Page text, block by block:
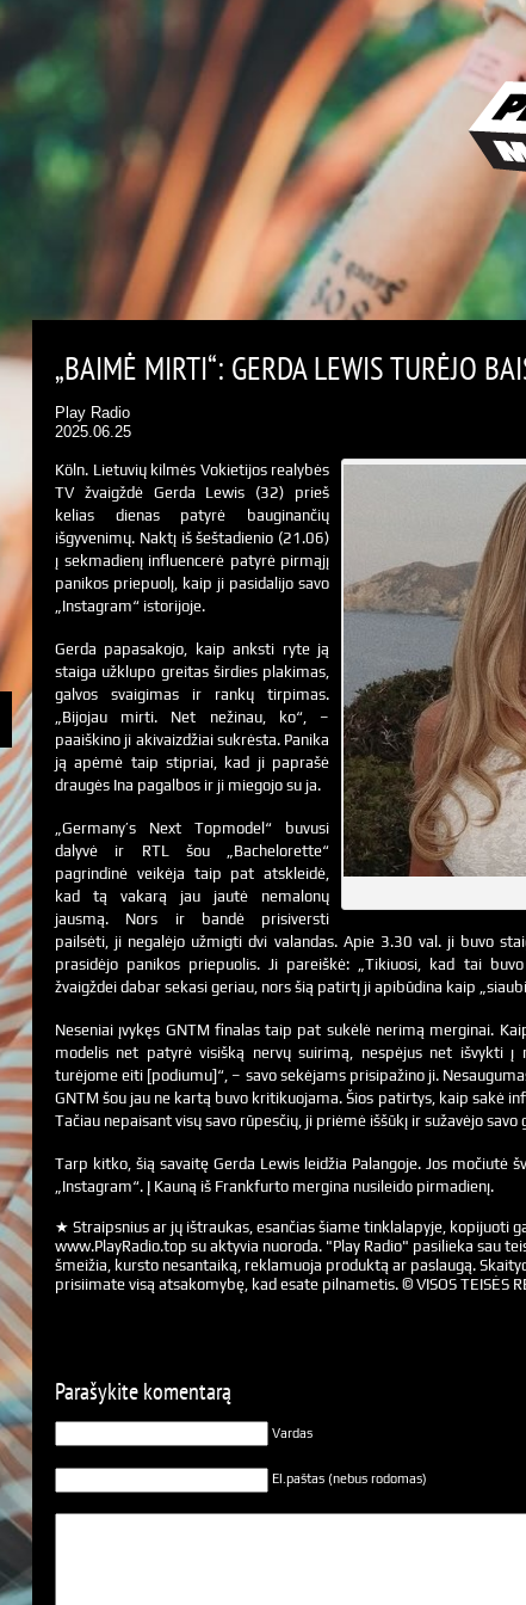
„BAIMĖ MIRTI“: GERDA LEWIS TURĖJO
Play Radio
2025.06.25
Köln. Lietuvių kilmės Vokietijos realybės
TV žvaigždė Gerda Lewis (32) prieš
kelias dienas patyrė bauginančių
išgyvenimų. Naktį iš šeštadienio (21.06)
į sekmadienį influencerė patyrė pirmąjį
panikos priepuolį, kaip ji pasidalijo savo
„Instagram“ istorijoje.
Gerda papasakojo, kaip anksti ryte ją
staiga užklupo greitas širdies plakimas,
galvos svaigimas ir rankų tirpimas.
„Bijojau mirti. Net nežinau, ko“, –
paaiškino ji akivaizdžiai sukrėsta. Panika
ją apėmė taip stipriai, kad ji paprašė
draugės Ina pagalbos ir ji miegojo su ja.
„Germany’s Next Topmodel“ buvusi
dalyvė ir RTL šou „Bachelorette“
pagrindinė veikėja taip pat atskleidė,
kad tą vakarą jau jautė nemalonų
jausmą. Nors ir bandė prisiversti
pailsėti, ji negalėjo užmigti dvi valandas. Apie 3.30 val. ji buvo
prasidėjo panikos priepuolis. Ji pareiškė: „Tikiuosi, kad tai
žvaigždei dabar sekasi geriau, nors šią patirtį ji apibūdina kaip
Neseniai įvykęs GNTM finalas taip pat sukėlė nerimą merginai.
modelis net patyrė visišką nervų suirimą, nespėjus net išvykti į
turėjome eiti [podiumu]“, – savo sekėjams prisipažino ji.
GNTM šou jau ne kartą buvo kritikuojama. Šios patirtys, kaip sakė
Tačiau nepaisant visų savo rūpesčių, ji priėmė iššūkį ir sužavėjo savo
Tarp kitko, šią savaitę Gerda Lewis leidžia Palangoje. Jos močiutė
„Instagram“. Į Kauną iš Frankfurto mergina nusileido pirmadienį.
★ Straipsnius ar jų ištraukas, esančias šiame tinklalapyje, kopijuoti
www.PlayRadio.top su aktyvia nuoroda. "Play Radio" pasilieka sau
šmeižia, kursto nesantaiką, reklamuoja produktą ar paslaugą.
prisiimate visą atsakomybę, kad esate pilnametis. © VISOS TEISĖS
Parašykite komentarą
Vardas
El.paštas (nebus rodomas)